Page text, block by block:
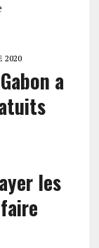
2020
a
les